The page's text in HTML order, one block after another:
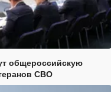
общероссийскую
СВО